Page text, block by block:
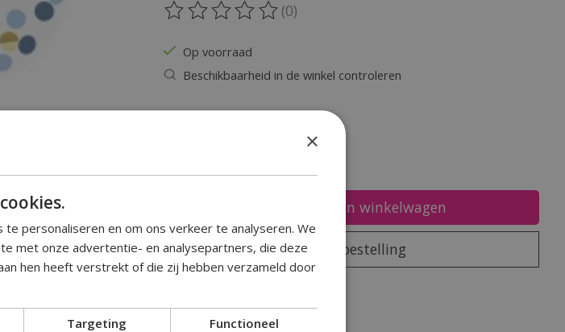
De beoordeling van dit product is
(0)
Op voorraad
Beschikbaarheid in de winkel controleren
Toevoegen aan winkelwagen
Plaats bestelling
×
personaliseren en om ons verkeer te analyseren. We
met onze advertentie- en analysepartners, die deze
hen heeft verstrekt of die zij hebben verzameld door
Targeting Functioneel